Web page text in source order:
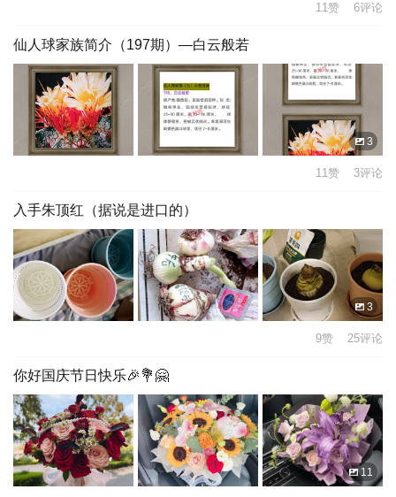
11赞 6评论
仙人球家族简介（197期）—白云般若
3
11赞 3评论
入手朱顶红（据说是进口的）
3
9赞 25评论
你好国庆节日快乐🎉💐🤗
11